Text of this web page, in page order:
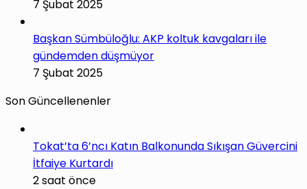
7 Şubat 2025
Başkan Sümbüloğlu: AKP koltuk kavgaları ile
gündemden düşmüyor
7 Şubat 2025
Son Güncellenenler
Tokat’ta 6’ncı Katın Balkonunda Sıkışan Güvercini
İtfaiye Kurtardı
2 saat önce